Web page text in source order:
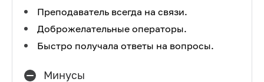
Преподаватель всегда на связи.
Доброжелательные операторы.
Быстро получала ответы на вопросы.
Минусы